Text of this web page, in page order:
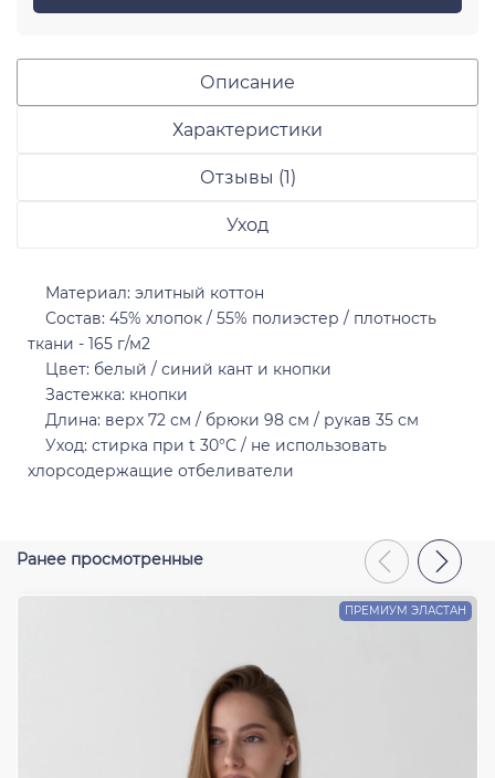
Описание
Характеристики
Отзывы (1)
Уход
Материал: элитный коттон
Состав: 45% хлопок / 55% полиэстер / плотность
ткани - 165 г/м2
Цвет: белый / синий кант и кнопки
Застежка: кнопки
Длина: верх 72 см / брюки 98 см / рукав 35 см
Уход: стирка при t 30°C / не использовать
хлорсодержащие отбеливатели
Ранее просмотренные
ПРЕМИУМ ЭЛАСТАН
Отправить